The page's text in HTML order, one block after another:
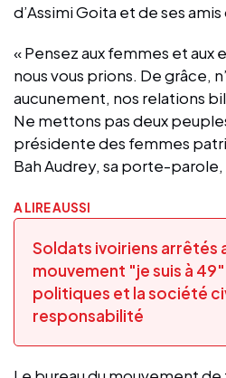
d’Assimi Goita et de ses
« Pensez aux femmes et aux
nous vous prions. De grâce,
aucunement, nos relations
Ne mettons pas deux
présidente des femmes
Bah Audrey, sa porte-parole,
A LIRE AUSSI
Soldats ivoiriens arrêtés
mouvement "je suis à
politiques et la société
responsabilité